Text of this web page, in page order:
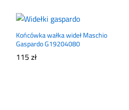
Końcówka wałka wideł Maschio
Gaspardo G19204080
115zł